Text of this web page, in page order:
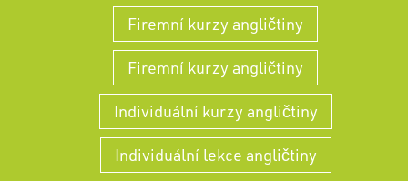
Firemní kurzy angličtiny
Firemní kurzy angličtiny
Individuální kurzy angličtiny
Individuální lekce angličtiny